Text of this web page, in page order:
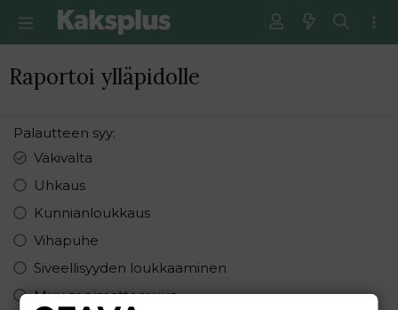
Raportoi ylläpidolle
Palautteen syy
Väkivalta
Uhkaus
Kunnianloukkaus
Vihapuhe
Siveellisyyden loukkaaminen
Muu sopimattomuus